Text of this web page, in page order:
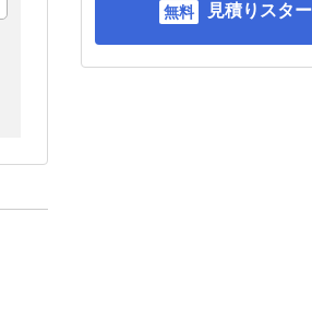
見積りスタ